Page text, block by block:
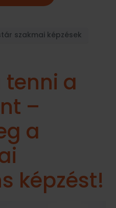
szakmai képzések
a
–
a
képzést!